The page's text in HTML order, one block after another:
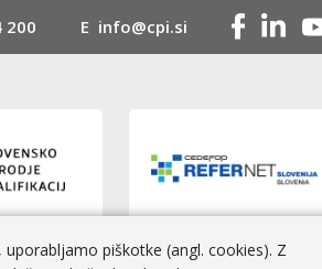
200 E info@cpi.si
piškotke (angl. cookies). Z